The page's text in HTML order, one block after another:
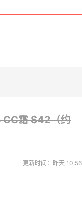
CC霜$42（约
更新时间：昨天 10:56